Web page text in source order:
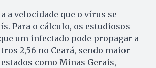
a velocidade que o vírus se
Para o cálculo, os estudiosos
um infectado pode propagar a
2,56 no Ceará, sendo maior
como Minas Gerais,